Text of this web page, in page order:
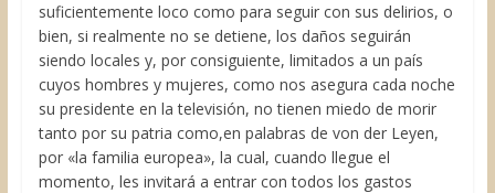
suficientemente loco como para seguir con sus delirios, o
bien, si realmente no se detiene, los daños seguirán
siendo locales y, por consiguiente, limitados a un país
cuyos hombres y mujeres, como nos asegura cada noche
su presidente en la televisión, no tienen miedo de morir
tanto por su patria como,en palabras de von der Leyen,
por «la familia europea», la cual, cuando llegue el
momento, les invitará a entrar con todos los gastos